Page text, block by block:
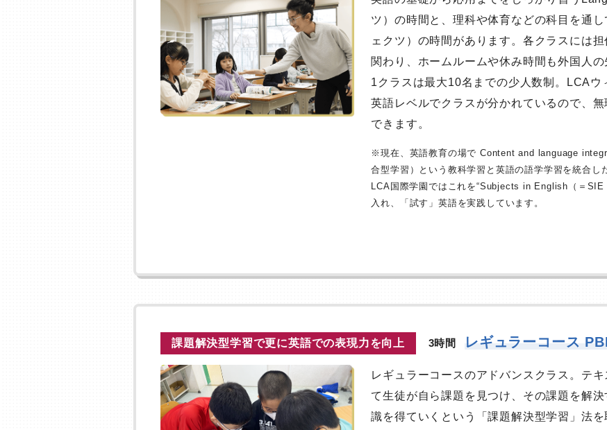
ツ）の時間と、理科や体育などの科目を通
ェクツ）の時間があります。各クラスには
関わり、ホームルームや休み時間も外国人の
1クラスは最大10名までの少人数制。LCAウ
英語レベルでクラスが分かれているので、
できます。
※現在、英語教育の場で Content and language
合型学習）という教科学習と英語の語学学習を統合し
LCA国際学園ではこれを“Subjects in English（＝SIE
入れ、「試す」英語を実践しています。
課題解決型学習で更に英語での表現力を向上 3時間 レギュラーコース
レギュラーコースのアドバンスクラス。テ
て生徒が自ら課題を見つけ、その課題を解
識を得ていくという「課題解決型学習」法を